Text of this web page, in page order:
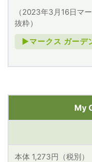
（2023年3月16日マ
抜粋）
►マークス ガーデ
My
本体 1,273円（税別）